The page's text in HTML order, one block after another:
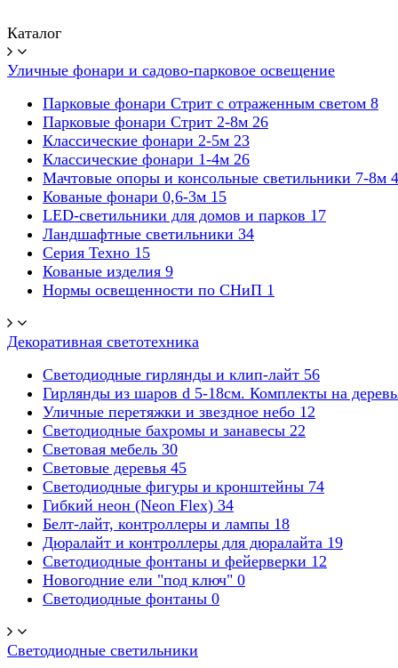
Каталог
Уличные фонари и садово-парковое освещение
Парковые фонари Стрит с отраженным светом 8
Парковые фонари Стрит 2-8м 26
Классические фонари 2-5м 23
Классические фонари 1-4м 26
Мачтовые опоры и консольные светильники 7-8м 4
Кованые фонари 0,6-3м 15
LED-светильники для домов и парков 17
Ландшафтные светильники 34
Серия Техно 15
Кованые изделия 9
Нормы освещенности по СНиП 1
Декоративная светотехника
Светодиодные гирлянды и клип-лайт 56
Гирлянды из шаров d 5-18cм. Комплекты на
Уличные перетяжки и звездное небо 12
Светодиодные бахромы и занавесы 22
Световая мебель 30
Световые деревья 45
Светодиодные фигуры и кронштейны 74
Гибкий неон (Neon Flex) 34
Белт-лайт, контроллеры и лампы 18
Дюралайт и контроллеры для дюралайта 19
Светодиодные фонтаны и фейерверки 12
Новогодние ели "под ключ" 0
Светодиодные фонтаны 0
Светодиодные светильники